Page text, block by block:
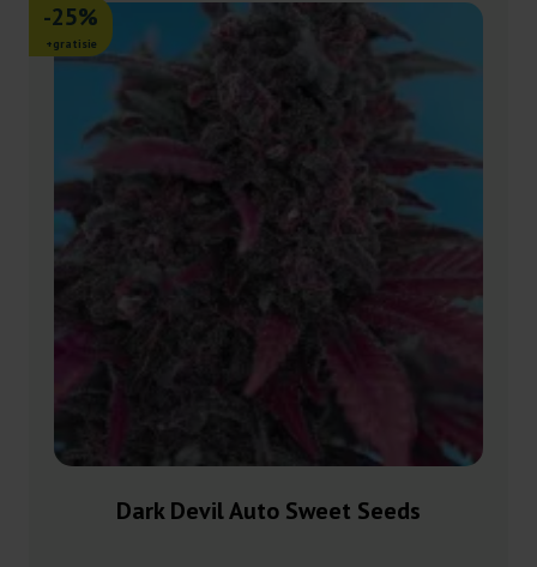
-25%
+gratisie
Dark Devil Auto Sweet Seeds